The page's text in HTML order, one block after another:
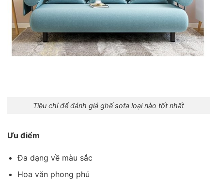
Tiêu chí để đánh giá ghế sofa loại nào tốt nhất
Ưu điểm
Đa dạng về màu sắc
Hoa văn phong phú